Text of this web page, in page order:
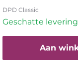
DPD Classic
Geschatte
Aan